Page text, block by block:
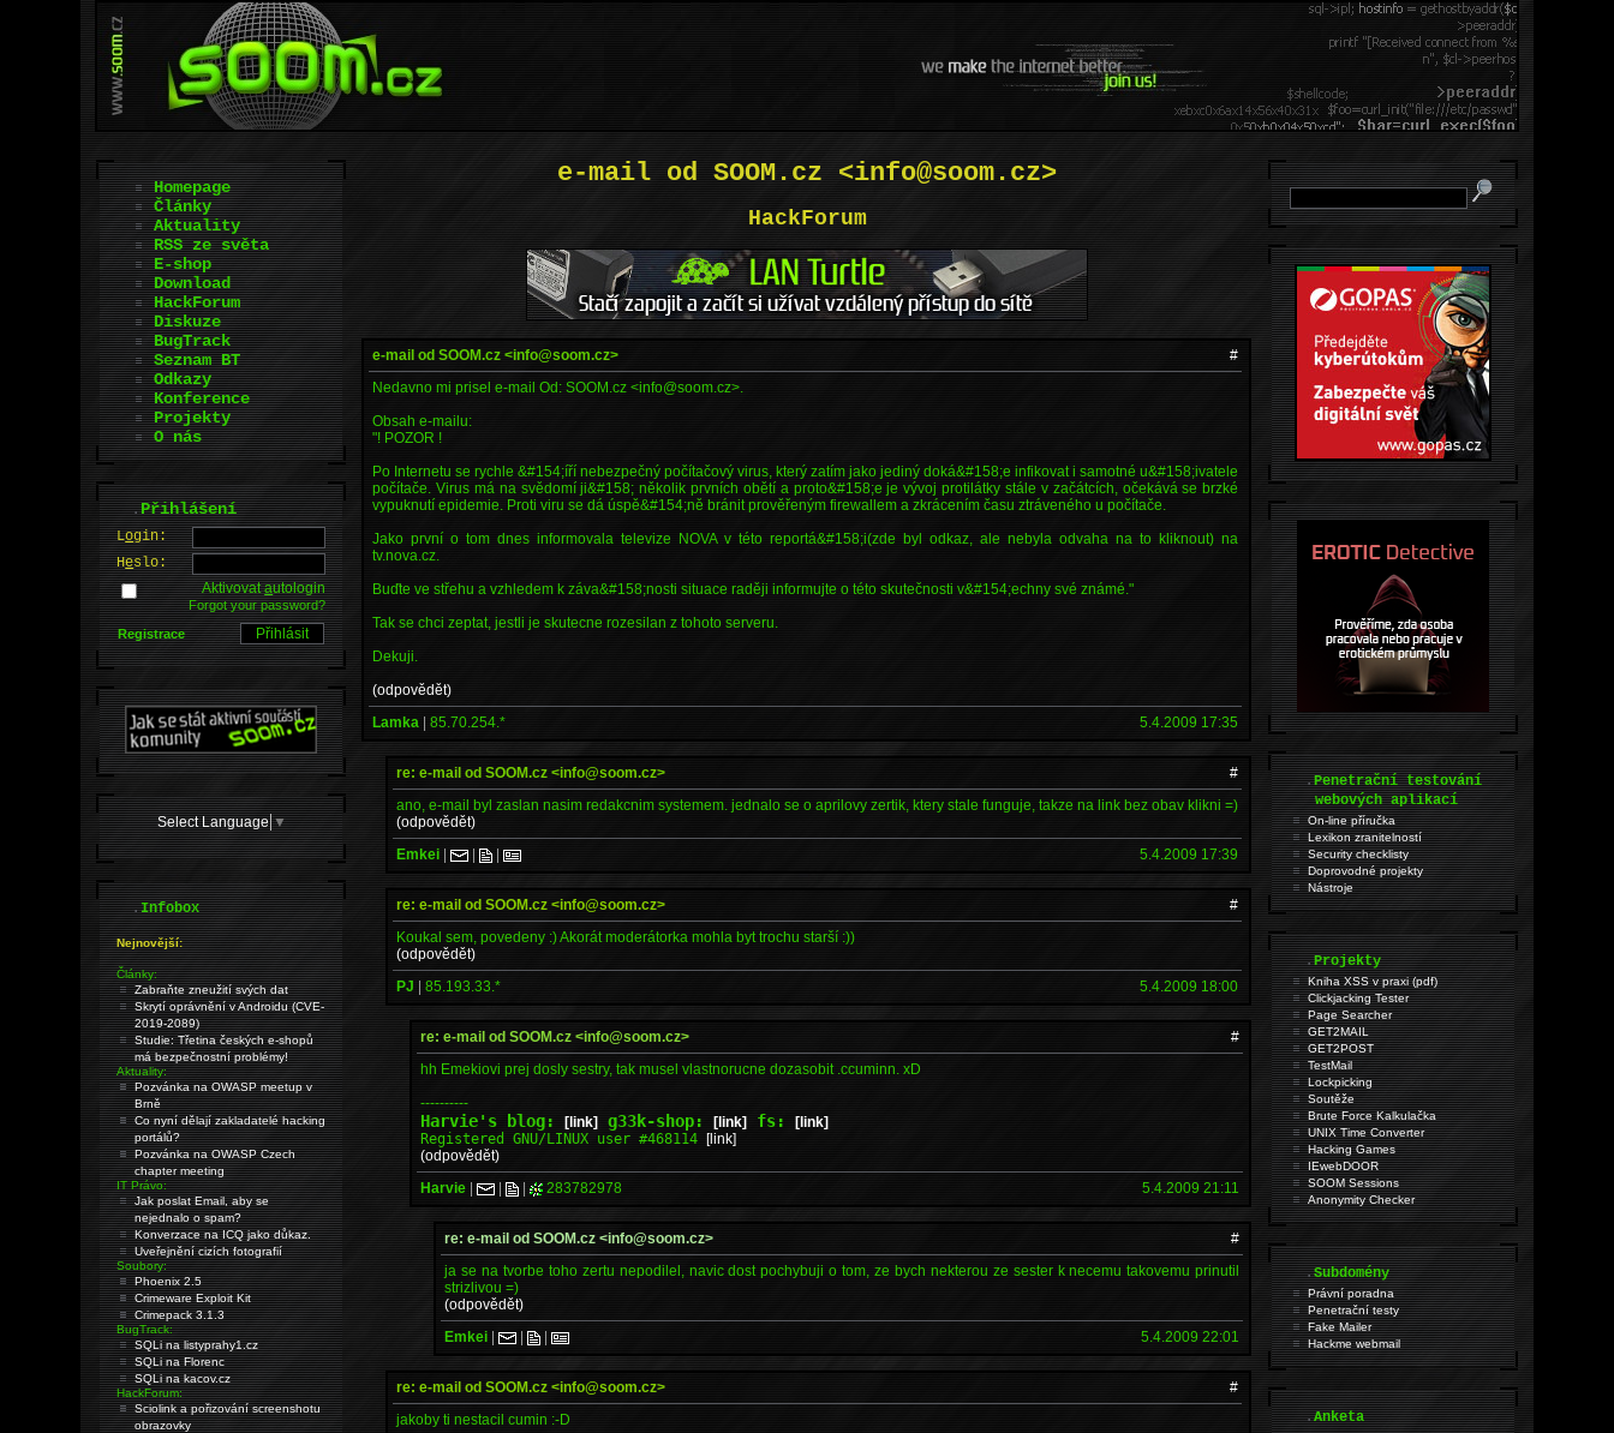
e-mail od SOOM.cz <info@soom.cz>
HackForum
e-mail od SOOM.cz <info@soom.cz>
#
Nedavno mi prisel e-mail Od: SOOM.cz <info@soom.cz>.
Obsah e-mailu:
"! POZOR !
Po Internetu se rychle &#154;íří nebezpečný počítačový virus, který zatím jako jediný doká&#158;e infikovat i samotné u&#158;ivatele
počítače. Virus má na svědomí ji&#158; několik prvních obětí a proto&#158;e je vývoj protilátky stále v začátcích, očekává se brzké
vypuknutí epidemie. Proti viru se dá úspě&#154;ně bránit prověřeným firewallem a zkrácením času ztráveného u počítače.
Jako první o tom dnes informovala televize NOVA v této reportá&#158;i(zde byl odkaz, ale nebyla odvaha na to kliknout) na
tv.nova.cz.
Buďte ve střehu a vzhledem k záva&#158;nosti situace raději informujte o této skutečnosti v&#154;echny své známé."
Tak se chci zeptat, jestli je skutecne rozesilan z tohoto serveru.
Dekuji.
(odpovědět)
Lamka |85.70.254.* 5.4.2009 17:35
re: e-mail od SOOM.cz <info@soom.cz>
#
ano, e-mail byl zaslan nasim redakcnim systemem. jednalo se o aprilovy zertik, ktery stale funguje, takze na link bez obav klikni =)
(odpovědět)
Emkei | | | 5.4.2009 17:39
re: e-mail od SOOM.cz <info@soom.cz>
#
Koukal sem, povedeny :) Akorát moderátorka mohla byt trochu starší :))
(odpovědět)
PJ |85.193.33.* 5.4.2009 18:00
re: e-mail od SOOM.cz <info@soom.cz>
#
hh Emekiovi prej dosly sestry, tak musel vlastnorucne dozasobit .ccuminn. xD
----------
Harvie's blog:[link] g33k-shop:[link] fs:[link]
Registered GNU/LINUX user #468114[link]
(odpovědět)
Harvie | | | 283782978 5.4.2009 21:11
re: e-mail od SOOM.cz <info@soom.cz>
#
ja se na tvorbe toho zertu nepodilel, navic dost pochybuji o tom, ze bych nekterou ze sester k necemu takovemu prinutil
strizlivou =)
(odpovědět)
Emkei | | | 5.4.2009 22:01
re: e-mail od SOOM.cz <info@soom.cz>
#
jakoby ti nestacil cumin :-D
Homepage
Články
Aktuality
RSS ze světa
E-shop
Download
HackForum
Diskuze
BugTrack
Seznam BT
Odkazy
Konference
Projekty
O nás
.Přihlášení
Login:
Heslo:
Aktivovatautologin
Forgot your password?
Registrace
Select Language ▼
.Infobox
Nejnovější:
Články:
Zabraňte zneužití svých dat
Skrytí oprávnění v Androidu (CVE-
2019-2089)
Studie: Třetina českých e-shopů
má bezpečnostní problémy!
Aktuality:
Pozvánka na OWASP meetup v
Brně
Co nyní dělají zakladatelé hacking
portálů?
Pozvánka na OWASP Czech
chapter meeting
IT Právo:
Jak poslat Email, aby se
nejednalo o spam?
Konverzace na ICQ jako důkaz.
Uveřejnění cizích fotografií
Soubory:
Phoenix 2.5
Crimeware Exploit Kit
Crimepack 3.1.3
BugTrack:
SQLi na listyprahy1.cz
SQLi na Florenc
SQLi na kacov.cz
HackForum:
Sciolink a pořizování screenshotu
obrazovky
.Penetrační testování
webových aplikací
On-line příručka
Lexikon zranitelností
Security checklisty
Doprovodné projekty
Nástroje
.Projekty
Kniha XSS v praxi (pdf)
Clickjacking Tester
Page Searcher
GET2MAIL
GET2POST
TestMail
Lockpicking
Soutěže
Brute Force Kalkulačka
UNIX Time Converter
Hacking Games
IEwebDOOR
SOOM Sessions
Anonymity Checker
.Subdomény
Právní poradna
Penetrační testy
Fake Mailer
Hackme webmail
.Anketa